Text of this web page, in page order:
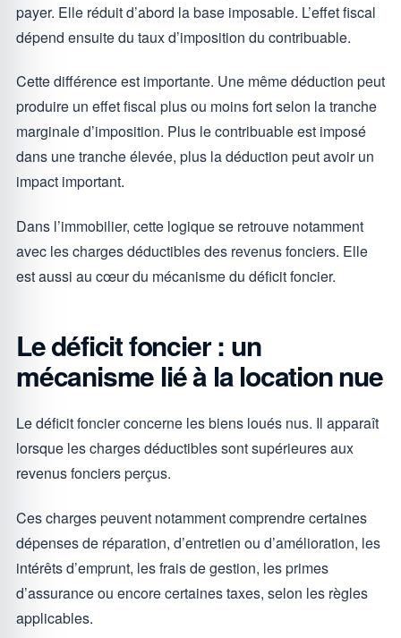
payer. Elle réduit d’abord la base imposable. L’effet fiscal
dépend ensuite du taux d’imposition du contribuable.
Cette différence est importante. Une même déduction peut
produire un effet fiscal plus ou moins fort selon la tranche
marginale d’imposition. Plus le contribuable est imposé
dans une tranche élevée, plus la déduction peut avoir un
impact important.
Dans l’immobilier, cette logique se retrouve notamment
avec les charges déductibles des revenus fonciers. Elle
est aussi au cœur du mécanisme du déficit foncier.
Le déficit foncier : un
mécanisme lié à la location nue
Le déficit foncier concerne les biens loués nus. Il apparaît
lorsque les charges déductibles sont supérieures aux
revenus fonciers perçus.
Ces charges peuvent notamment comprendre certaines
dépenses de réparation, d’entretien ou d’amélioration, les
intérêts d’emprunt, les frais de gestion, les primes
d’assurance ou encore certaines taxes, selon les règles
applicables.